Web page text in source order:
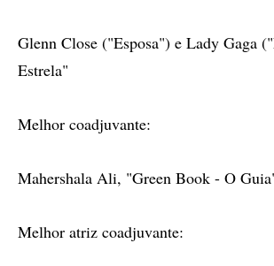
Glenn Close ("Esposa") e Lady Gaga
Estrela"
Melhor coadjuvante:
Mahershala Ali, "Green Book - O
Melhor atriz coadjuvante: